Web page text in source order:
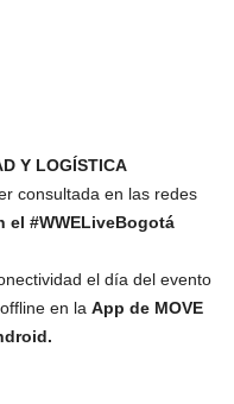
Y LOGÍSTICA
consultada en las redes
el #WWELiveBogotá
el día del evento
en la App de MOVE